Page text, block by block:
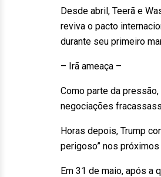
Desde abril, Teerã e
reviva o pacto
durante seu primeiro
– Irã ameaça –
Como parte da
negociações
Horas depois, Trump
perigoso” nos próximos
Em 31 de maio, após a